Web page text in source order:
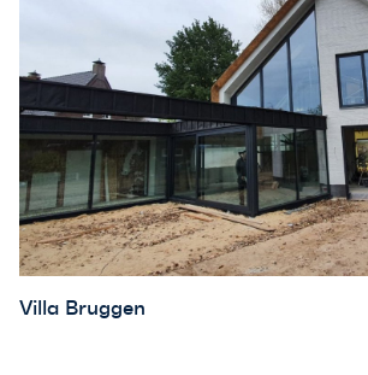
Villa Bruggen